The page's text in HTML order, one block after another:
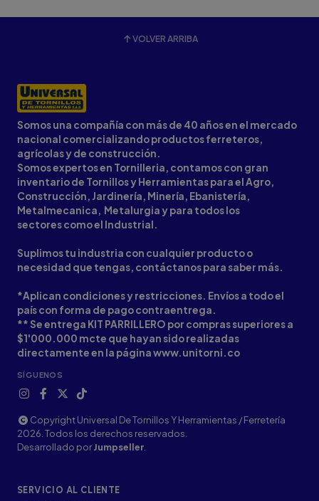
VOLVER ARRIBA
Somos una compañía con más de 40 años en el mercado
nacional comercializando productos ferreteros,
agrícolas y de construcción.
Somos expertos en Tornilleria, contamos con gran
inventario de Tornillos y Herramientas para el Agro,
Construcción, Jardinería, Minería, Ebanistería,
Metalmecanica, Metalurgia y para todos los
sectores como el Industrial.
Suplimos tu industria con cualquier producto o
necesidad que tengas, contáctanos para saber más.
*Aplican condiciones y restricciones. Envíos a todo el
país con forma de pago contraentrega.
** Se entrega KIT PARRILLERO por compras superiores a
$1'000.000 mcte que hayan sido realizadas
directamente en la página www.unitorni.co
SÍGUENOS
Copyright Universal De Tornillos Y Herramientas / Ferretería
2026. Todos los derechos reservados.
Desarrollado porJumpseller
SERVICIO AL CLIENTE